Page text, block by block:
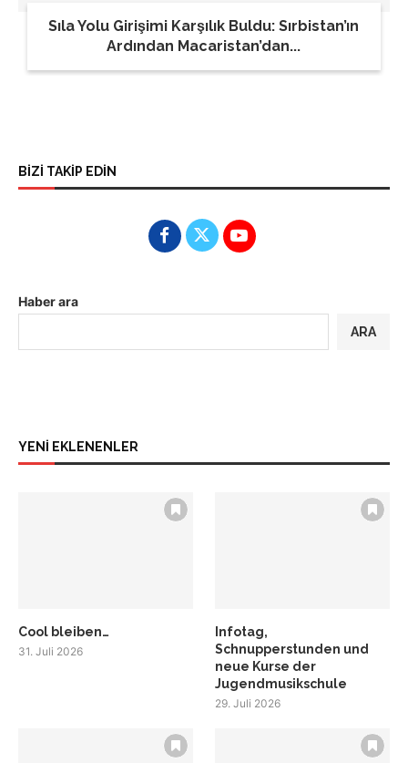
Sıla Yolu Girişimi Karşılık Buldu: Sırbistan’ın
Ardından Macaristan’dan...
BİZİ TAKİP EDİN
Haber ara
ARA
YENİ EKLENENLER
Cool bleiben…
31. Juli 2026
Infotag,
Schnupperstunden und
neue Kurse der
Jugendmusikschule
29. Juli 2026